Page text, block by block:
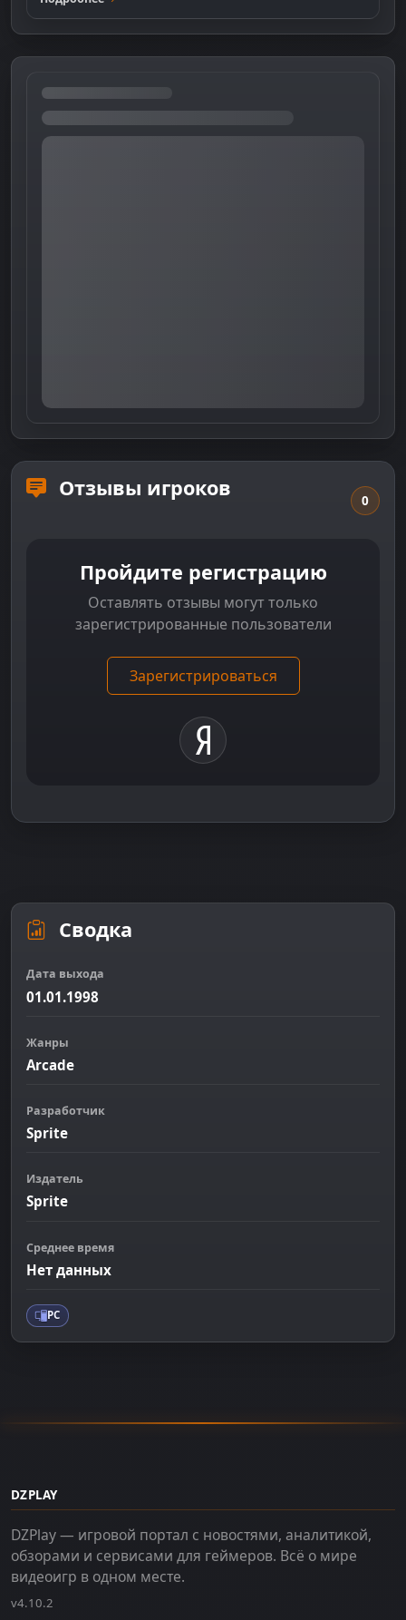
Отзывы игроков 0
Пройдите регистрацию
Оставлять отзывы могут только
зарегистрированные пользователи
Зарегистрироваться
Сводка
Дата выхода
01.01.1998
Жанры
Arcade
Разработчик
Sprite
Издатель
Sprite
Среднее время
Нет данных
PC
DZPLAY
DZPlay — игровой портал с новостями, аналитикой,
обзорами и сервисами для геймеров. Всё о мире
видеоигр в одном месте.
v4.10.2